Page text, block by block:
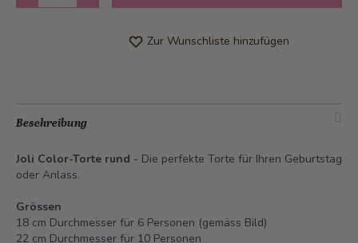
Zur Wunschliste hinzufügen
Beschreibung
Joli Color-Torte rund - Die perfekte Torte für Ihren Geburtstag
oder Anlass.
Grössen
18 cm Durchmesser für 6 Personen (gemäss Bild)
22 cm Durchmesser für 10 Personen